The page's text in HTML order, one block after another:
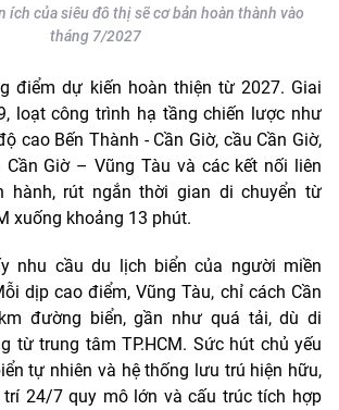
ích của siêu đô thị sẽ cơ bản hoàn thành vào
tháng 7/2027
điểm dự kiến hoàn thiện từ 2027. Giai
loạt công trình hạ tầng chiến lược như
cao Bến Thành - Cần Giờ, cầu Cần Giờ,
Giờ – Vũng Tàu và các kết nối liên
hành, rút ngắn thời gian di chuyển từ
xuống khoảng 13 phút.
nhu cầu du lịch biển của người miền
dịp cao điểm, Vũng Tàu, chỉ cách Cần
đường biển, gần như quá tải, dù di
từ trung tâm TP.HCM. Sức hút chủ yếu
tự nhiên và hệ thống lưu trú hiện hữu,
24/7 quy mô lớn và cấu trúc tích hợp